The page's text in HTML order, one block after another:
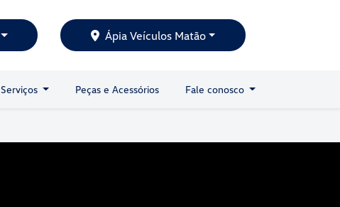
Ápia Veículos Matão
Serviços Peças e Acessórios Fale conosco